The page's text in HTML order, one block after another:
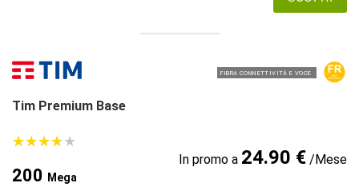
FIBRA CONNETTIVITÀ E VOCE
Tim Premium Base
★★★★★
★★★★★
200 Mega
In promo a 24.90 €/Mese